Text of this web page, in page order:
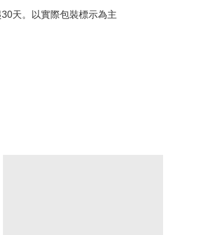
天。以實際包裝標示為主